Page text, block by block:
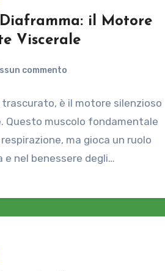
il Motore
Viscerale
commento
è il motore silenzioso
Questo muscolo fondamentale
ma gioca un ruolo
e nel benessere degli…